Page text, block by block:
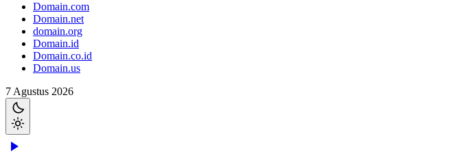
Domain.com
Domain.net
domain.org
Domain.id
Domain.co.id
Domain.us
7 Agustus 2026